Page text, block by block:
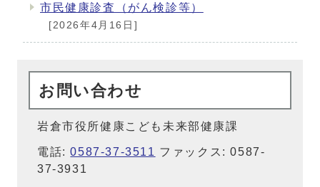
市民健康診査（がん検診等）
[2026年4月16日]
お問い合わせ
岩倉市役所健康こども未来部健康課
電話:0587-37-3511 ファックス: 0587-
37-3931